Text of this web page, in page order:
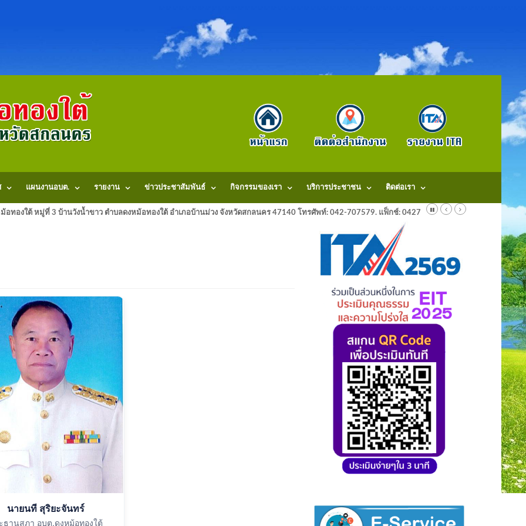
แผนงานอบต. รายงาน ข่าวประชาสัมพันธ์ กิจกรรมของเรา บริการประชาชน ติดต่อเรา
อทองใต้ หมู่ที่ 3 บ้านวังน้ำขาว ตำบลดงหม้อทองใต้ อำเภอบ้านม่วง จังหวัดสกลนคร 47140 โทรศัพท์: 042-707579. แฟ็กช์: 042707579 E-Mail:
นายนที สุริยะจันทร์
ธานสภา อบต.ดงหม้อทองใต้